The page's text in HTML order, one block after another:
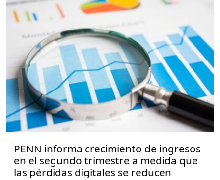
PENN informa crecimiento de ingresos
en el segundo trimestre a medida que
las pérdidas digitales se reducen